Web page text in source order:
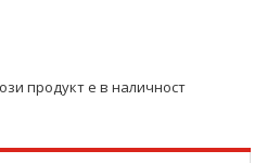
продукт е в наличност